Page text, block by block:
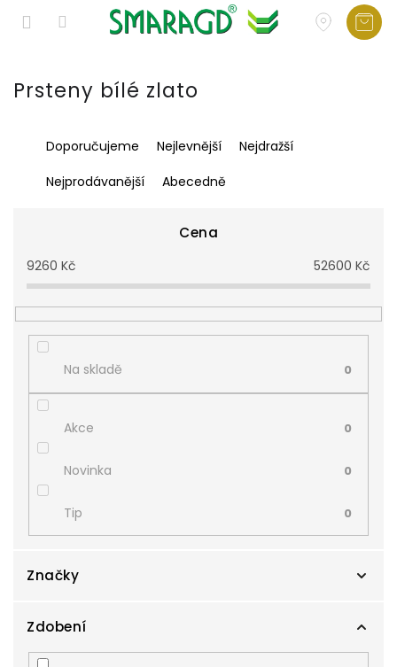
obsah
Prsteny bílé zlato
Ř
a
p
r
o
d
u
k
ů
Doporučujeme Nejlevnější
Nejdražší
Nejprodávanější
Abecedně
Cena
9260 Kč 52600 Kč
Na skladě 0
Akce 0
Novinka 0
Tip 0
Značky
Zlatnictví Smaragd
Zdobení